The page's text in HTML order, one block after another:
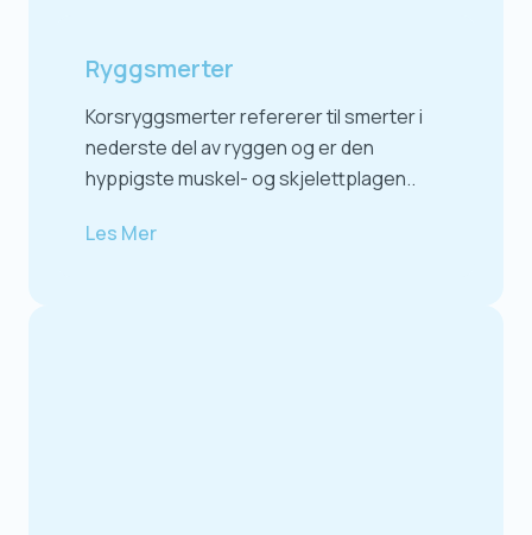
Ryggsmerter
Korsryggsmerter refererer til smerter i
nederste del av ryggen og er den
hyppigste muskel- og skjelettplagen..
Les Mer